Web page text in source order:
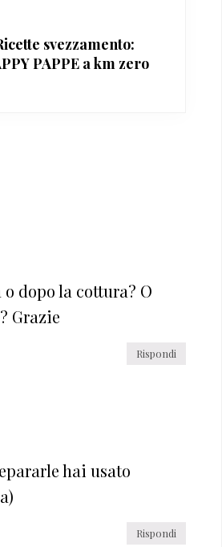
svezzamento:
PAPPE a km zero
dopo la cottura? O
Grazie
Rispondi
hai usato
Rispondi